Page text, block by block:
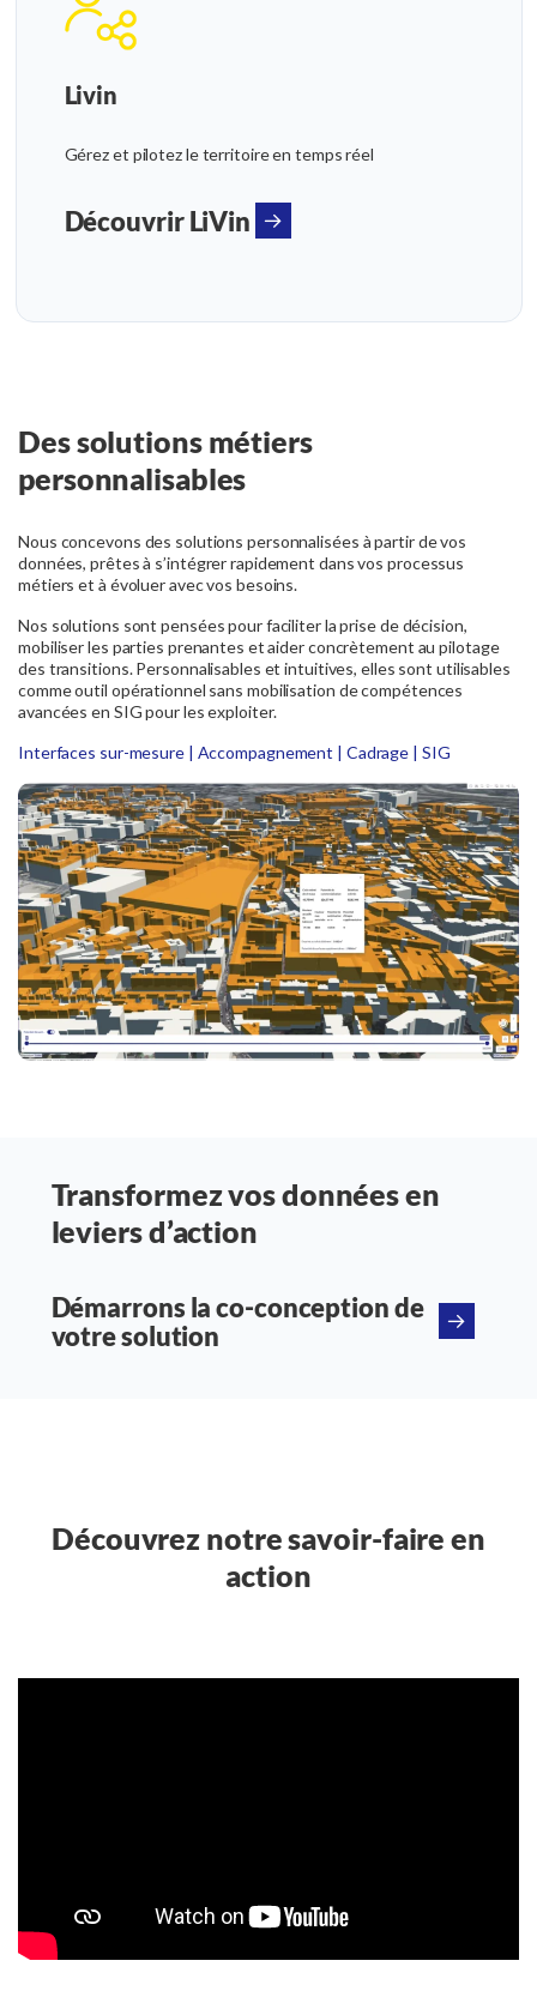
Livin
Gérez et pilotez le territoire en temps réel
Découvrir LiVin
Des solutions métiers
personnalisables
Nous concevons des solutions personnalisées à partir de vos
données, prêtes à s’intégrer rapidement dans vos processus
métiers et à évoluer avec vos besoins.
Nos solutions sont pensées pour faciliter la prise de décision,
mobiliser les parties prenantes et aider concrètement au pilotage
des transitions. Personnalisables et intuitives, elles sont utilisables
comme outil opérationnel sans mobilisation de compétences
avancées en SIG pour les exploiter.
Interfaces sur-mesure | Accompagnement | Cadrage | SIG
Transformez vos données en
leviers d’action
Démarrons la co-conception de
votre solution
Découvrez notre savoir-faire en
action